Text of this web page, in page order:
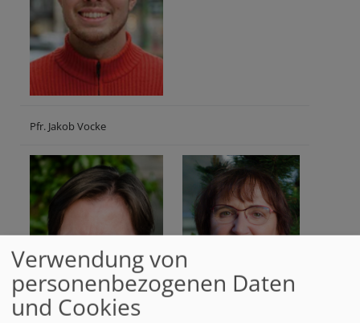
Pfr. Jakob Vocke
Verwendung von
personenbezogenen Daten
und Cookies